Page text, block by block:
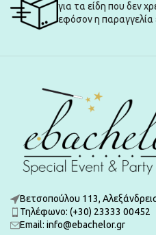
για τα είδη που δεν
εφόσον η παραγγελία
Βετσοπούλου 113,
Τηλέφωνο: (+30) 23333 00452
Εmail: info@ebachelor.gr